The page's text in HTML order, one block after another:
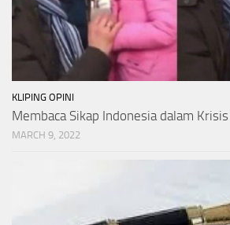
KLIPING OPINI
Membaca Sikap Indonesia dalam
MARCH 9, 2022